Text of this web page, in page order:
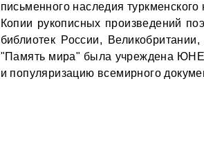
письменного наследия туркменского
Копии рукописных произведений
библиотек России,
"Память мира" была учреждена
и популяризацию всемирного